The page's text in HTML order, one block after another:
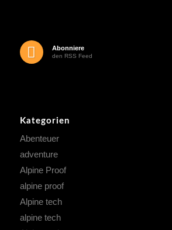
Abonniere
den RSS Feed
Kategorien
Abenteuer
adventure
Alpine Proof
alpine proof
Alpine tech
alpine tech